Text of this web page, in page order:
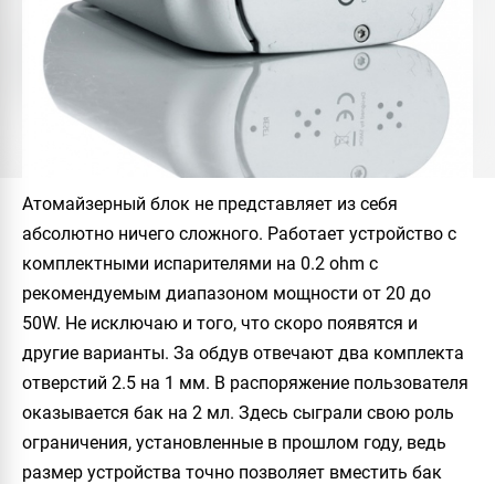
Атомайзерный блок не представляет из себя
абсолютно ничего сложного. Работает устройство с
комплектными испарителями на 0.2 ohm с
рекомендуемым диапазоном мощности от 20 до
50W. Не исключаю и того, что скоро появятся и
другие варианты. За обдув отвечают два комплекта
отверстий 2.5 на 1 мм. В распоряжение пользователя
оказывается бак на 2 мл. Здесь сыграли свою роль
ограничения, установленные в прошлом году, ведь
размер устройства точно позволяет вместить бак